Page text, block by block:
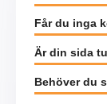
Får du inga
Är din sida
Behöver du